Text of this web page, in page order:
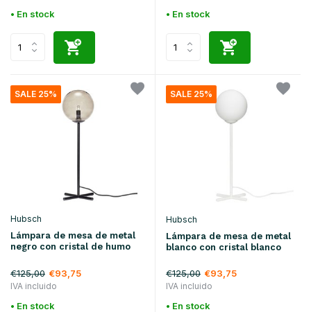
• En stock • En stock
SALE 25%
Hubsch
Lámpara de mesa de metal
negro con cristal de humo
€125,00 €93,75
IVA incluido
• En stock
SALE 25%
Hubsch
Lámpara de mesa de metal
blanco con cristal blanco
€125,00 €93,75
IVA incluido
• En stock